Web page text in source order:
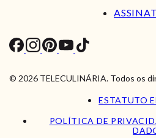
© 2026 TELECULINÁRIA. Todos os
ESTATUTO
POLÍTICA DE